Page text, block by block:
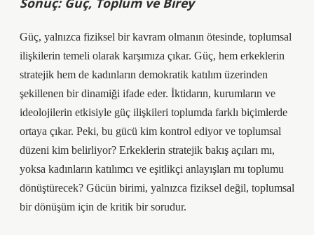
Güç, yalnızca fiziksel bir kavram olmanın ötesinde, toplumsal
ilişkilerin temeli olarak karşımıza çıkar. Güç, hem erkeklerin
stratejik hem de kadınların demokratik katılım üzerinden
şekillenen bir dinamiği ifade eder. İktidarın, kurumların ve
ideolojilerin etkisiyle güç ilişkileri toplumda farklı biçimlerde
ortaya çıkar. Peki, bu gücü kim kontrol ediyor ve toplumsal
düzeni kim belirliyor? Erkeklerin stratejik bakış açıları mı,
yoksa kadınların katılımcı ve eşitlikçi anlayışları mı toplumu
dönüştürecek? Gücün birimi, yalnızca fiziksel değil, toplumsal
bir dönüşüm için de kritik bir sorudur.